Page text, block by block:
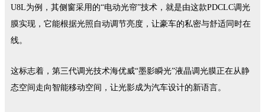
U8L为例，其侧窗采用的“电动光帘”技术，就是由这款PDCLC调光
膜实现 ， 它能根据光照自动调节亮度，让豪车的私密与舒适同时在
线。
这标志着， 第三代调光技术海优威“墨影瞬光”液晶调光膜正在从静
态空间走向智能移动空间 ， 让光影成为汽车设计的新语言。